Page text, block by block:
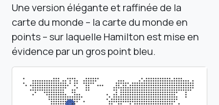
Une version élégante et raffinée de la
carte du monde – la carte du monde en
points – sur laquelle Hamilton est mise en
évidence par un gros point bleu.